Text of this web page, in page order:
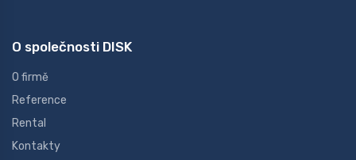
O společnosti DISK
O firmě
Reference
Rental
Kontakty